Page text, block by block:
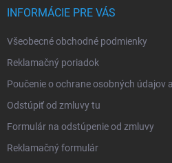
INFORMÁCIE PRE VÁS
Všeobecné obchodné podmienky
Reklamačný poriadok
Poučenie o ochrane osobných údajov
Odstúpiť od zmluvy tu
Formulár na odstúpenie od zmluvy
Reklamačný formulár